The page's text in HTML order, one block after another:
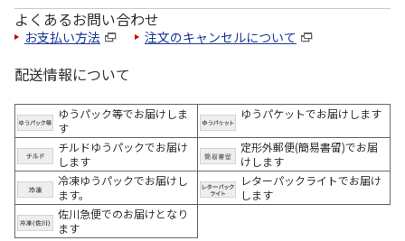
よくあるお問い合わせ
お支払い方法 注文のキャンセルについて
配送情報について
ゆうパック等でお届けしま
す
ゆうパケットでお届けします
チルドゆうパックでお届け
します
定形外郵便(簡易書留)でお届
けします
冷凍ゆうパックでお届けし
ます。
レターパックライトでお届け
します
佐川急便でのお届けとなり
ます